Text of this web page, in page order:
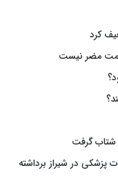
کرد
مضر نیست
پزشکی در شیراز برداشته